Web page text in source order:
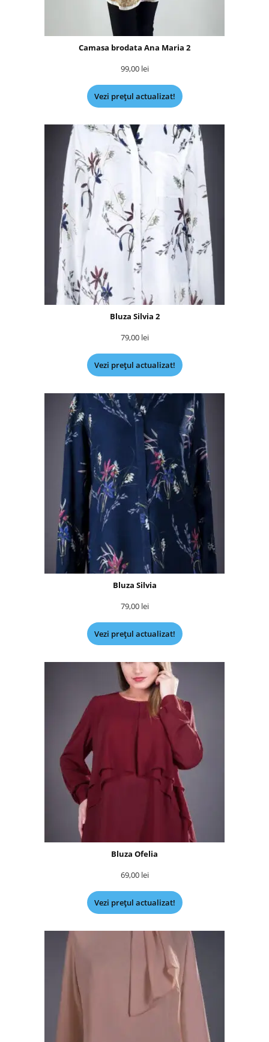
Camasa brodata Ana Maria 2
99,00 lei
Vezi prețul actualizat!
Bluza Silvia 2
79,00 lei
Vezi prețul actualizat!
Bluza Silvia
79,00 lei
Vezi prețul actualizat!
Bluza Ofelia
69,00 lei
Vezi prețul actualizat!